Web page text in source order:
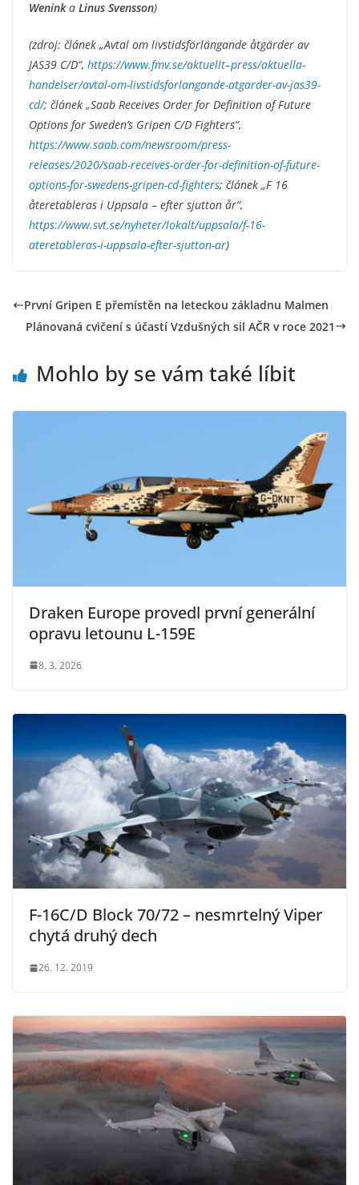
Weninka Linus Svensson)
(zdroj: článek „Avtal om livstidsförlängande åtgärder av
JAS39 C/D“, https://www.fmv.se/aktuellt–press/aktuella-
handelser/avtal-om-livstidsforlangande-atgarder-av-jas39-
cd/; článek „Saab Receives Order for Definition of Future
Options for Sweden’s Gripen C/D Fighters“,
https://www.saab.com/newsroom/press-
releases/2020/saab-receives-order-for-definition-of-future-
options-for-swedens-gripen-cd-fighters; článek „F 16
återetableras i Uppsala – efter sjutton år“,
https://www.svt.se/nyheter/lokalt/uppsala/f-16-
ateretableras-i-uppsala-efter-sjutton-ar)
První Gripen E přemístěn na leteckou základnu Malmen
Plánovaná cvičení s účastí Vzdušných sil AČR v roce 2021
Mohlo by se vám také líbit
Draken Europe provedl první generální
opravu letounu L-159E
8. 3. 2026
F-16C/D Block 70/72 – nesmrtelný Viper
chytá druhý dech
26. 12. 2019